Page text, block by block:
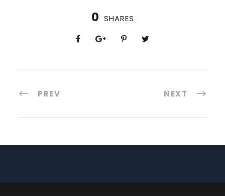
0 SHARES
PREV NEXT